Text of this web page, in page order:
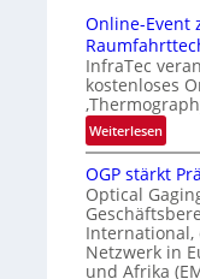
e
‚
H
y
p
e
r
s
p
e
c
t
e
r
n
a
t
o
n
a
l
Online-Event
InfraTec
kostenloses
Weiterlesen:
O
n
l
i
n
e
OGP stärkt
Optical
International,
Netzwerk in
und Afrika